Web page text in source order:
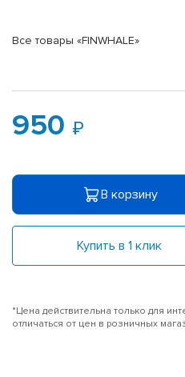
Все товары «FINWHALE»
950
В корзину
Купить в 1 клик
*Цена действительна только для
отличаться от цен в розничных